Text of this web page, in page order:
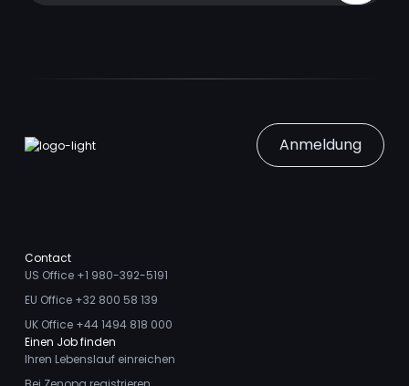
Anmeldung
Contact
US Office +1 980-392-5191
EU Office +32 800 58 139
UK Office +44 1494 818 000
Einen Job finden
Ihren Lebenslauf einreichen